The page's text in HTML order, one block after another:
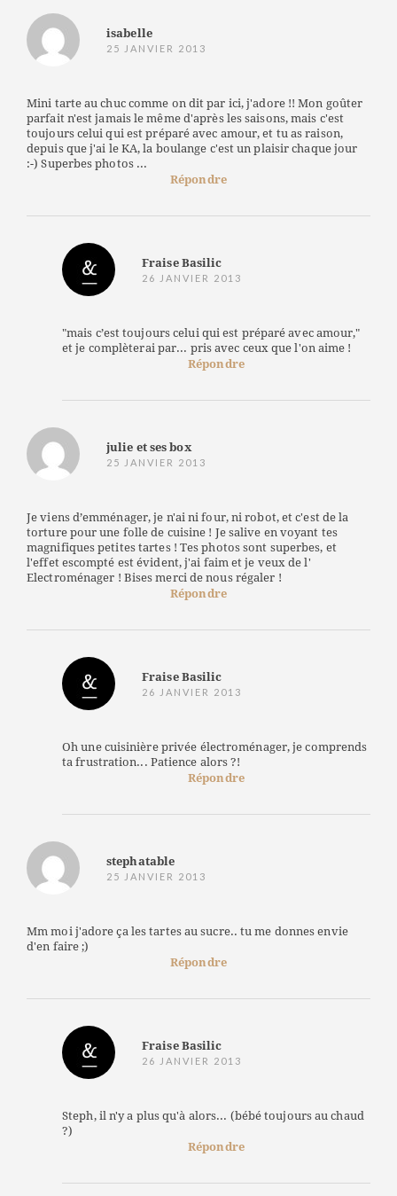
isabelle
25 JANVIER 2013
Mini tarte au chuc comme on dit par ici, j'adore !! Mon goûter
parfait n'est jamais le même d'après les saisons, mais c'est
toujours celui qui est préparé avec amour, et tu as raison,
depuis que j'ai le KA, la boulange c'est un plaisir chaque jour
:-) Superbes photos ...
Répondre
Fraise Basilic
26 JANVIER 2013
"mais c’est toujours celui qui est préparé avec amour,"
et je complèterai par... pris avec ceux que l'on aime !
Répondre
julie et ses box
25 JANVIER 2013
Je viens d’emménager, je n'ai ni four, ni robot, et c'est de la
torture pour une folle de cuisine ! Je salive en voyant tes
magnifiques petites tartes ! Tes photos sont superbes, et
l'effet escompté est évident, j'ai faim et je veux de l'
Electroménager ! Bises merci de nous régaler !
Répondre
Fraise Basilic
26 JANVIER 2013
Oh une cuisinière privée électroménager, je comprends
ta frustration... Patience alors ?!
Répondre
stephatable
25 JANVIER 2013
Mm moi j'adore ça les tartes au sucre.. tu me donnes envie
d'en faire ;)
Répondre
Fraise Basilic
26 JANVIER 2013
Steph, il n'y a plus qu'à alors... (bébé toujours au chaud
?)
Répondre